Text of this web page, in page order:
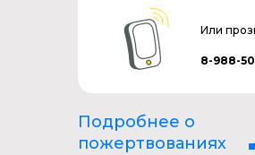
Или
8-988-
Подробнее о
пожертвованиях